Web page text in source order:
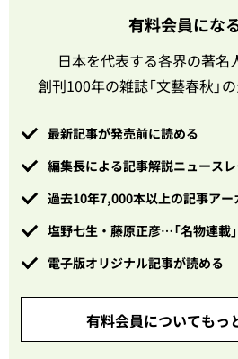
有料会員にな
日本を代表する各界の著名
創刊100年の雑誌「文藝春秋」
最新記事が発売前に読める
編集長による記事解説ニュース
過去10年7,000本以上の記事アー
塩野七生・藤原正彦…「名物連載
電子版オリジナル記事が読める
有料会員についてもっ